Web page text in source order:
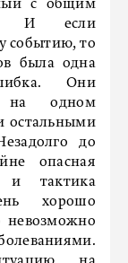
с общим
И если
событию, то
была одна
Они
на одном
остальными
до
опасная
и тактика
хорошо
невозможно